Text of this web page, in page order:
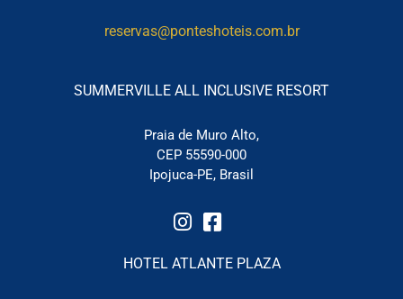
reservas@ponteshoteis.com.br
SUMMERVILLE ALL INCLUSIVE RESORT
Praia de Muro Alto,
CEP 55590-000
Ipojuca-PE, Brasil
HOTEL ATLANTE PLAZA